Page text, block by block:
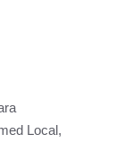
Local,